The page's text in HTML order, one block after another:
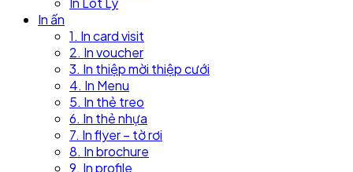
In ấn
1. In card visit
2. In voucher
3. In thiệp mời thiệp cưới
4. In Menu
5. In thẻ treo
6. In thẻ nhựa
7. In flyer – tờ rơi
8. In brochure
9. In profile